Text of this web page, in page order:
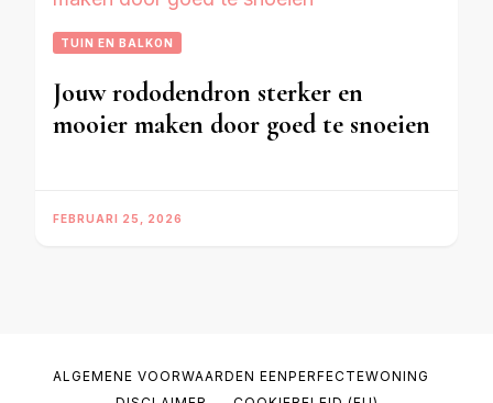
TUIN EN BALKON
Jouw rododendron sterker en
mooier maken door goed te snoeien
FEBRUARI 25, 2026
ALGEMENE VOORWAARDEN EENPERFECTEWONING